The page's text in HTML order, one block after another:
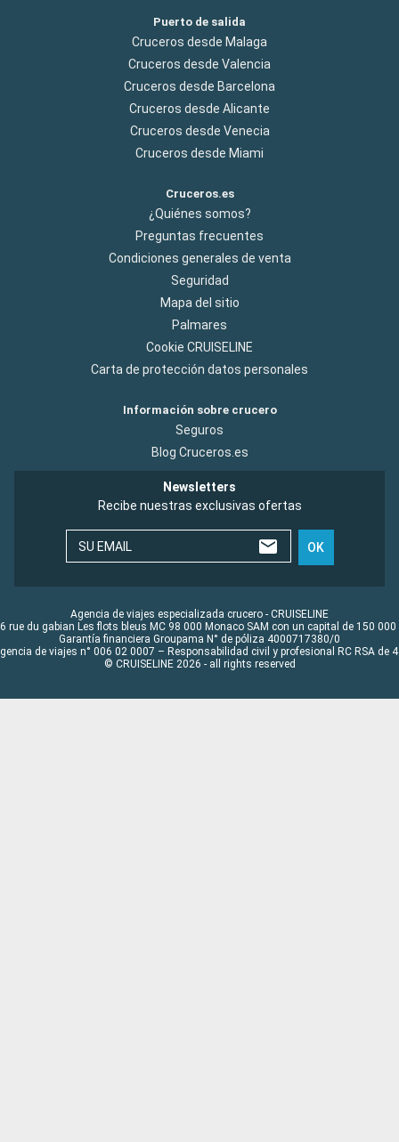
Puerto de salida
Cruceros desde Malaga
Cruceros desde Valencia
Cruceros desde Barcelona
Cruceros desde Alicante
Cruceros desde Venecia
Cruceros desde Miami
Cruceros.es
¿Quiénes somos?
Preguntas frecuentes
Condiciones generales de venta
Seguridad
Mapa del sitio
Palmares
Cookie CRUISELINE
Carta de protección datos personales
Información sobre crucero
Seguros
Blog Cruceros.es
Newsletters
Recibe nuestras exclusivas ofertas
SU EMAIL OK
Agencia de viajes especializada crucero - CRUISELINE
rue du gabian Les flots bleus MC 98 000 Monaco SAM con un capital de 150 000
Garantía financiera Groupama N° de póliza 4000717380/0
de viajes n° 006 02 0007 – Responsabilidad civil y profesional RC RSA de
© CRUISELINE 2026 - all rights reserved